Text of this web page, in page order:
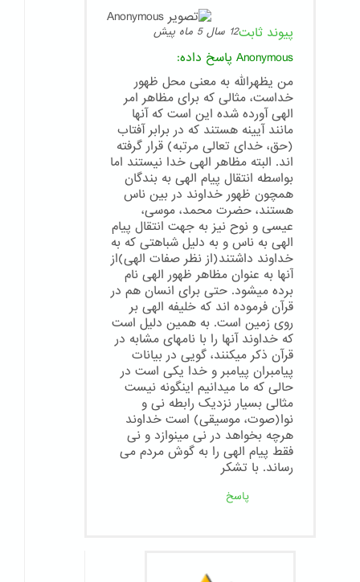
پیوند ثابت12 سال 5 ماه پیش
Anonymous پاسخ داده:
من یظهرالله به معنی محل ظهور
خداست، مثالی که برای مظاهر امر
الهی آورده شده این است که آنها
مانند آیینه هستند که در برابر آفتاب
(حق، خدای تعالی مرتبه) قرار گرفته
اند. البته مظاهر الهی خدا نیستند اما
بواسطه انتقال پیام الهی به بندگان
همچون ظهور خداوند در بین ناس
هستند، حضرت محمد، موسی،
عیسی و نوح نیز به جهت انتقال پیام
الهی به ناس و به دلیل شباهتی که به
خداوند داشتند(از نظر صفات الهی)از
آنها به عنوان مظاهر ظهور الهی نام
برده میشود. حتی برای انسان هم در
قرآن فرموده اند که خلیفه الهی بر
روی زمین است. به همین دلیل است
که خداوند آنها را با نامهای مشابه در
قرآن ذکر میکنند، گویی در بیانات
پیامبران پیامبر و خدا یکی است در
حالی که ما میدانیم اینگونه نیست
مثالی بسیار نزدیک رابطه نی و
نوا(صوت، موسیقی) است خداوند
هرچه بخواهد در نی مینوازد و نی
فقط پیام الهی را به گوش مردم می
رساند. با تشکر
پاسخ